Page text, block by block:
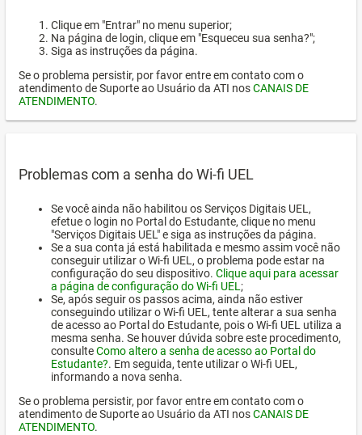
Clique em "Entrar" no menu superior;
Na página de login, clique em "Esqueceu sua senha?";
Siga as instruções da página.
Se o problema persistir, por favor entre em contato com o
atendimento de Suporte ao Usuário da ATI nosCANAIS DE
ATENDIMENTO.
Problemas com a senha do Wi-fi UEL
Se você ainda não habilitou os Serviços Digitais UEL,
efetue o login no Portal do Estudante, clique no menu
"Serviços Digitais UEL" e siga as instruções da página.
Se a sua conta já está habilitada e mesmo assim você não
conseguir utilizar o Wi-fi UEL, o problema pode estar na
configuração do seu dispositivo. Clique aqui para acessar
a página de configuração do Wi-fi UEL ;
Se, após seguir os passos acima, ainda não estiver
conseguindo utilizar o Wi-fi UEL, tente alterar a sua senha
de acesso ao Portal do Estudante, pois o Wi-fi UEL utiliza a
mesma senha. Se houver dúvida sobre este procedimento,
consulteComo altero a senha de acesso ao Portal do
Estudante?. Em seguida, tente utilizar o Wi-fi UEL,
informando a nova senha.
Se o problema persistir, por favor entre em contato com o
atendimento de Suporte ao Usuário da ATI nosCANAIS DE
ATENDIMENTO.